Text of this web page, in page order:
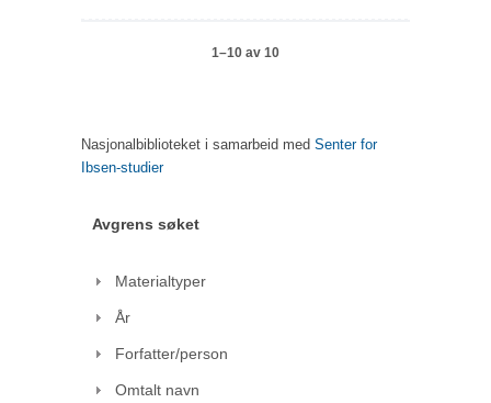
1–10 av 10
Nasjonalbiblioteket i samarbeid med Senter for
Ibsen-studier
Avgrens søket
Materialtyper
År
Forfatter/person
Omtalt navn